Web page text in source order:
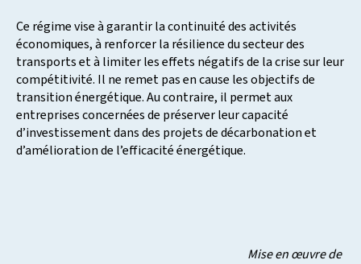
Ce régime vise à garantir la continuité des activités
économiques, à renforcer la résilience du secteur des
transports et à limiter les effets négatifs de la crise sur leur
compétitivité. Il ne remet pas en cause les objectifs de
transition énergétique. Au contraire, il permet aux
entreprises concernées de préserver leur capacité
d’investissement dans des projets de décarbonation et
d’amélioration de l’efficacité énergétique.
Mise en œuvre de